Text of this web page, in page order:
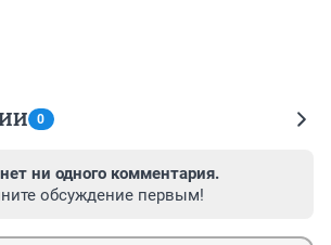
0
ни одного комментария.
обсуждение первым!